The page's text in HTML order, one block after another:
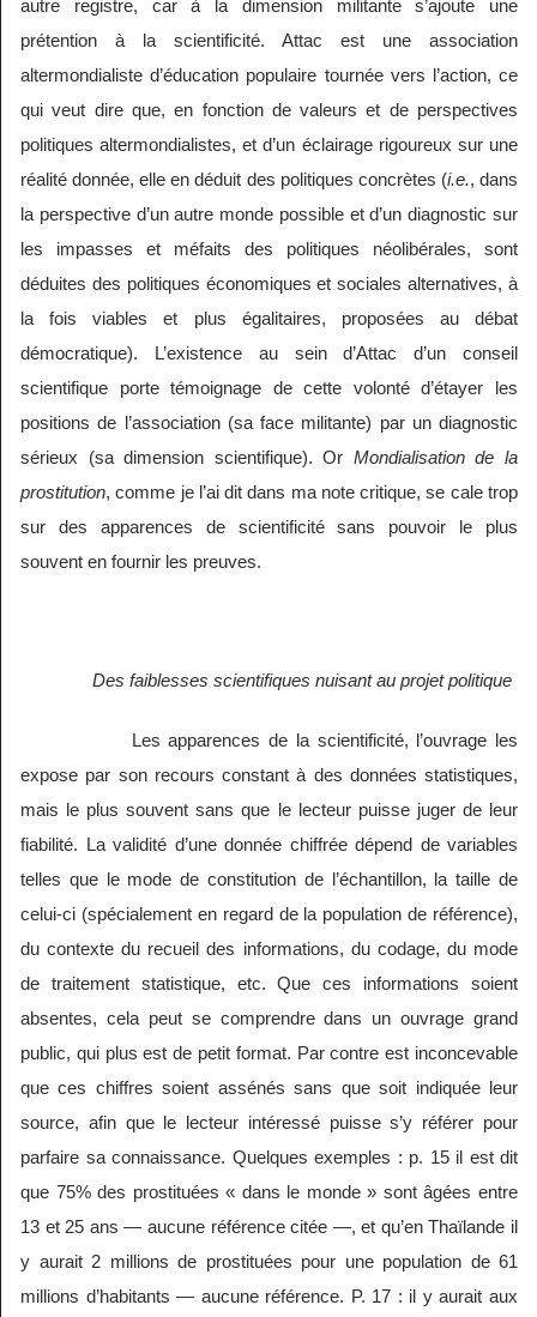
autre registre, car à la dimension militante s’ajoute une
prétention à la scientificité. Attac est une association
altermondialiste d’éducation populaire tournée vers l’action, ce
qui veut dire que, en fonction de valeurs et de perspectives
politiques altermondialistes, et d’un éclairage rigoureux sur une
réalité donnée, elle en déduit des politiques concrètes (i.e., dans
la perspective d’un autre monde possible et d’un diagnostic sur
les impasses et méfaits des politiques néolibérales, sont
déduites des politiques économiques et sociales alternatives, à
la fois viables et plus égalitaires, proposées au débat
démocratique). L’existence au sein d’Attac d’un conseil
scientifique porte témoignage de cette volonté d’étayer les
positions de l’association (sa face militante) par un diagnostic
sérieux (sa dimension scientifique). Or Mondialisation de la
prostitution, comme je l’ai dit dans ma note critique, se cale trop
sur des apparences de scientificité sans pouvoir le plus
souvent en fournir les preuves.
Des faiblesses scientifiques nuisant au projet politique
Les apparences de la scientificité, l’ouvrage les
expose par son recours constant à des données statistiques,
mais le plus souvent sans que le lecteur puisse juger de leur
fiabilité. La validité d’une donnée chiffrée dépend de variables
telles que le mode de constitution de l’échantillon, la taille de
celui-ci (spécialement en regard de la population de référence),
du contexte du recueil des informations, du codage, du mode
de traitement statistique, etc. Que ces informations soient
absentes, cela peut se comprendre dans un ouvrage grand
public, qui plus est de petit format. Par contre est inconcevable
que ces chiffres soient assénés sans que soit indiquée leur
source, afin que le lecteur intéressé puisse s’y référer pour
parfaire sa connaissance. Quelques exemples : p. 15 il est dit
que 75% des prostituées « dans le monde » sont âgées entre
13 et 25 ans — aucune référence citée —, et qu’en Thaïlande il
y aurait 2 millions de prostituées pour une population de 61
millions d’habitants — aucune référence. P. 17 : il y aurait aux